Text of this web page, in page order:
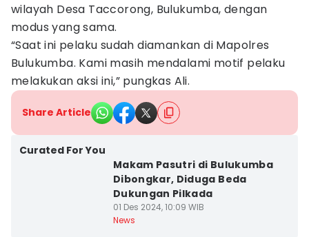
wilayah Desa Taccorong, Bulukumba, dengan
modus yang sama.
“Saat ini pelaku sudah diamankan di Mapolres
Bulukumba. Kami masih mendalami motif pelaku
melakukan aksi ini,” pungkas Ali.
Share Article
Curated For You
Makam Pasutri di Bulukumba
Dibongkar, Diduga Beda
Dukungan Pilkada
01 Des 2024, 10:09 WIB
News